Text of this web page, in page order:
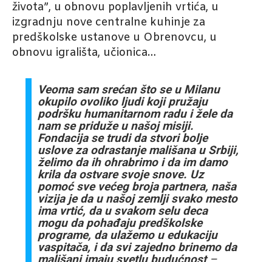
života”, u obnovu poplavljenih vrtića, u
izgradnju nove centralne kuhinje za
predškolske ustanove u Obrenovcu, u
obnovu igrališta, učionica…
Veoma sam srećan što se u Milanu
okupilo ovoliko ljudi koji pružaju
podršku humanitarnom radu i žele da
nam se priduže u našoj misiji.
Fondacija se trudi da stvori bolje
uslove za odrastanje mališana u Srbiji,
želimo da ih ohrabrimo i da im damo
krila da ostvare svoje snove. Uz
pomoć sve većeg broja partnera, naša
vizija je da u našoj zemlji svako mesto
ima vrtić, da u svakom selu deca
mogu da pohađaju predškolske
programe, da ulažemo u edukaciju
vaspitača, i da svi zajedno brinemo da